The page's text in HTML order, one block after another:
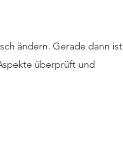
ändern. Gerade dann ist
überprüft und